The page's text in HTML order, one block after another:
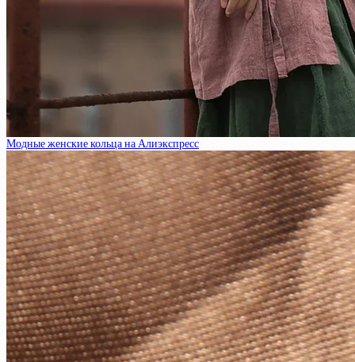
Модные женские кольца на Алиэкспресс